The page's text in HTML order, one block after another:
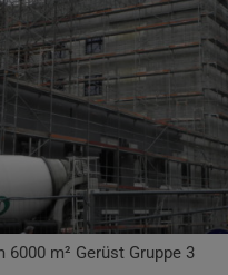
m² Gerüst Gruppe 3